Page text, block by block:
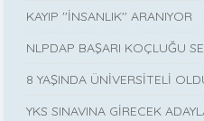
KAYIP ''İNSANLIK'' ARANIYOR
NLPDAP BAŞARI KOÇLUĞU
8 YAŞINDA ÜNİVERSİTELİ
YKS SINAVINA GİRECEK